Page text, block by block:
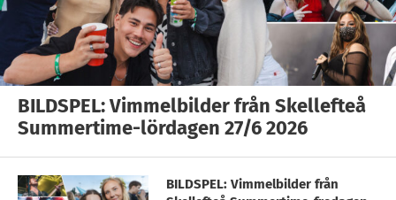
BILDSPEL: Vimmelbilder från Skellefteå
Summertime-lördagen 27/6 2026
BILDSPEL: Vimmelbilder från